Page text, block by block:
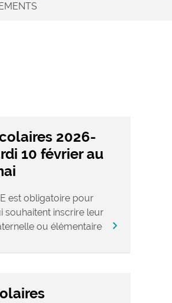
2026-
10 février au
est obligatoire pour
souhaitent inscrire leur
ou élémentaire
chevron_right